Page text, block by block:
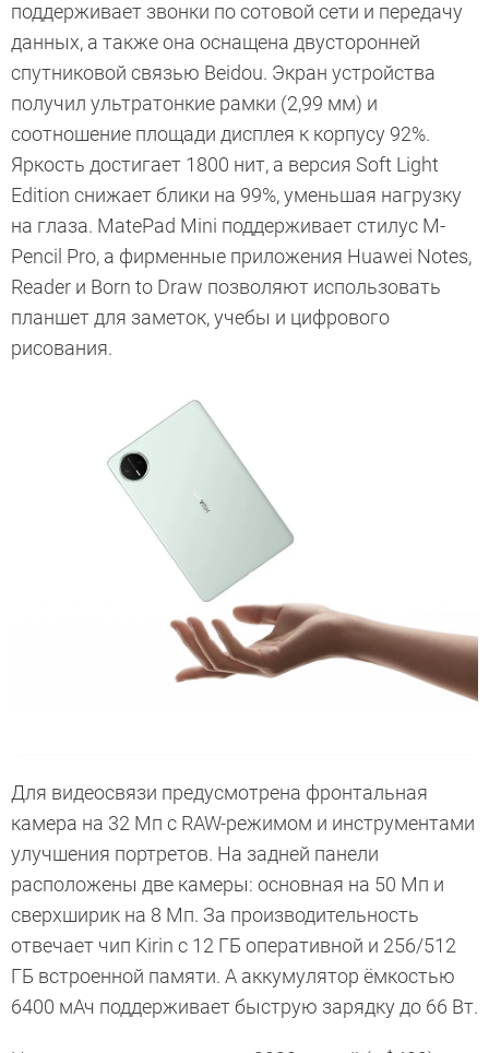
поддерживает звонки по сотовой сети и передачу
данных, а также она оснащена двусторонней
спутниковой связью Beidou. Экран устройства
получил ультратонкие рамки (2,99 мм) и
соотношение площади дисплея к корпусу 92%.
Яркость достигает 1800 нит, а версия Soft Light
Edition снижает блики на 99%, уменьшая нагрузку
на глаза. MatePad Mini поддерживает стилус M-
Pencil Pro, а фирменные приложения Huawei Notes,
Reader и Born to Draw позволяют использовать
планшет для заметок, учебы и цифрового
рисования.
Для видеосвязи предусмотрена фронтальная
камера на 32 Мп с RAW-режимом и инструментами
улучшения портретов. На задней панели
расположены две камеры: основная на 50 Мп и
сверхширик на 8 Мп. За производительность
отвечает чип Kirin с 12 ГБ оперативной и 256/512
ГБ встроенной памяти. А аккумулятор ёмкостью
6400 мАч поддерживает быструю зарядку до 66 Вт.